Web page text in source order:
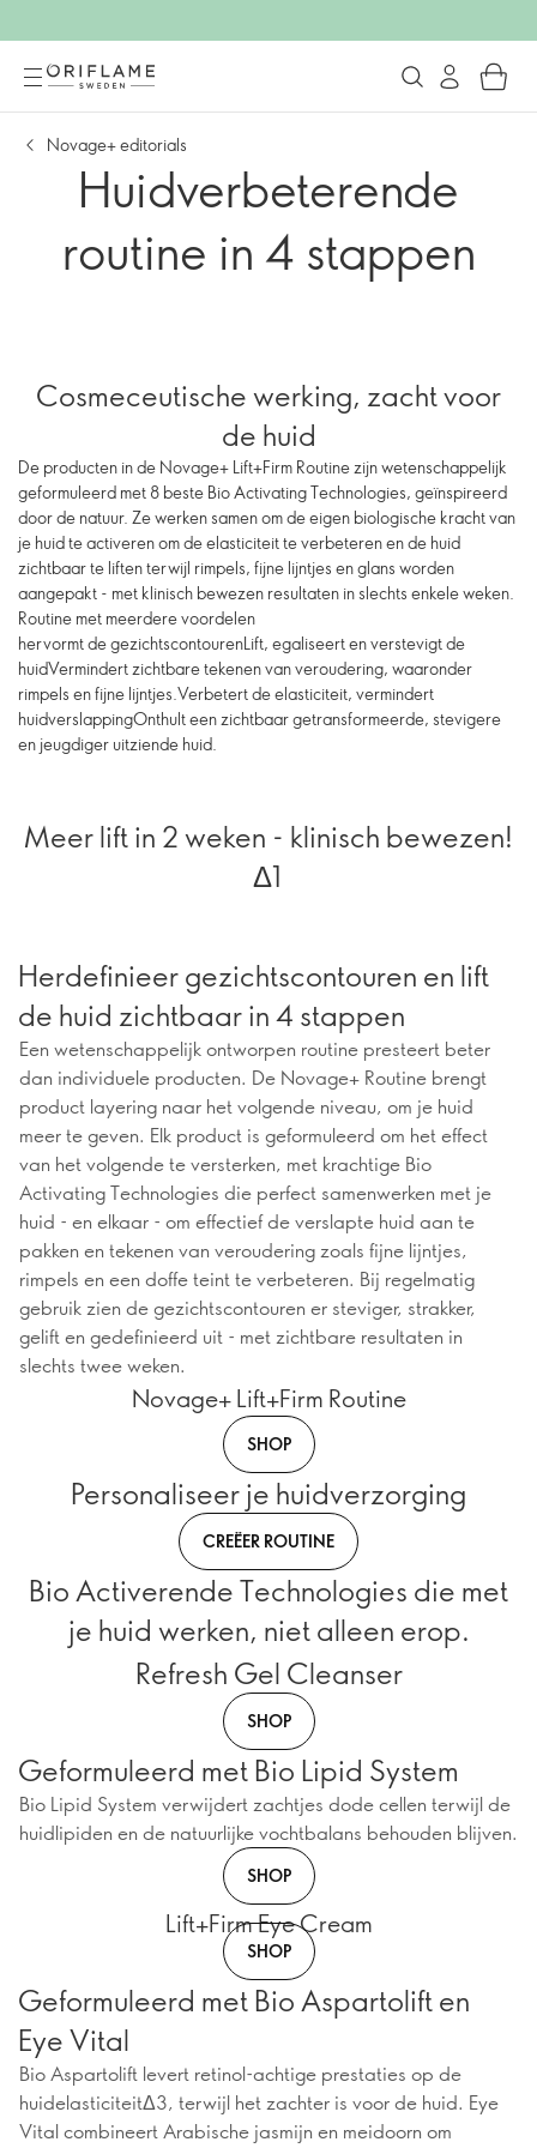
Novage+ editorials
Huidverbeterende
routine in 4 stappen
Cosmeceutische werking, zacht voor
de huid
De producten in de Novage+ Lift+Firm Routine zijn wetenschappelijk
geformuleerd met 8 beste Bio Activating Technologies, geïnspireerd
door de natuur. Ze werken samen om de eigen biologische kracht van
je huid te activeren om de elasticiteit te verbeteren en de huid
zichtbaar te liften terwijl rimpels, fijne lijntjes en glans worden
aangepakt - met klinisch bewezen resultaten in slechts enkele weken.
Routine met meerdere voordelen
hervormt de gezichtscontourenLift, egaliseert en verstevigt de
huidVermindert zichtbare tekenen van veroudering, waaronder
rimpels en fijne lijntjes.Verbetert de elasticiteit, vermindert
huidverslappingOnthult een zichtbaar getransformeerde, stevigere
en jeugdiger uitziende huid.
Meer lift in 2 weken - klinisch bewezen!
Δ1
Herdefinieer gezichtscontouren en lift
de huid zichtbaar in 4 stappen
Een wetenschappelijk ontworpen routine presteert beter
dan individuele producten. De Novage+ Routine brengt
product layering naar het volgende niveau, om je huid
meer te geven. Elk product is geformuleerd om het effect
van het volgende te versterken, met krachtige Bio
Activating Technologies die perfect samenwerken met je
huid - en elkaar - om effectief de verslapte huid aan te
pakken en tekenen van veroudering zoals fijne lijntjes,
rimpels en een doffe teint te verbeteren. Bij regelmatig
gebruik zien de gezichtscontouren er steviger, strakker,
gelift en gedefinieerd uit - met zichtbare resultaten in
slechts twee weken.
Novage+ Lift+Firm Routine
SHOP
Personaliseer je huidverzorging
CREËER ROUTINE
Bio Activerende Technologies die met
je huid werken, niet alleen erop.
Refresh Gel Cleanser
SHOP
Geformuleerd met Bio Lipid System
Bio Lipid System verwijdert zachtjes dode cellen terwijl de
huidlipiden en de natuurlijke vochtbalans behouden blijven.
SHOP
Lift+Firm Eye Cream
SHOP
Geformuleerd met Bio Aspartolift en
Eye Vital
Bio Aspartolift levert retinol-achtige prestaties op de
huidelasticiteitΔ3, terwijl het zachter is voor de huid. Eye
Vital combineert Arabische jasmijn en meidoorn om